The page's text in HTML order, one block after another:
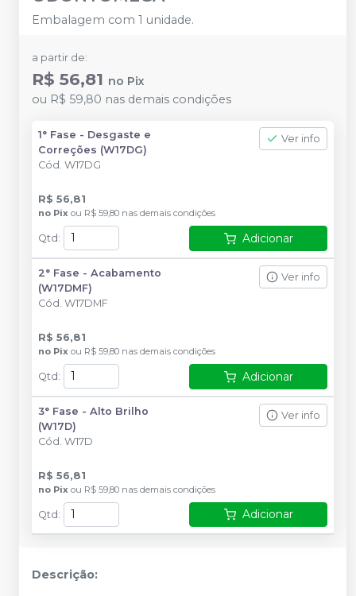
Embalagem com 1 unidade.
a partir de:
R$ 56,81 no Pix
ou R$ 59,80 nas demais condições
1° Fase - Desgaste e
Correções (W17DG)
Cód. W17DG
Ver info
R$ 56,81
no Pix ou R$ 59,80 nas demais condições
Qtd : Adicionar
2° Fase - Acabamento
(W17DMF)
Cód. W17DMF
Ver info
R$ 56,81
no Pix ou R$ 59,80 nas demais condições
Qtd : Adicionar
3° Fase - Alto Brilho
(W17D)
Cód. W17D
Ver info
R$ 56,81
no Pix ou R$ 59,80 nas demais condições
Qtd: Adicionar
Descrição: